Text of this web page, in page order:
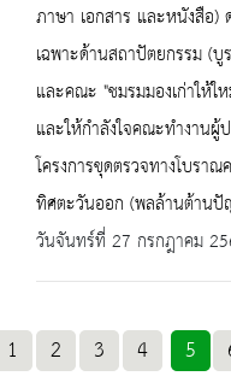
ภาษา เอกสาร และหนังสือ
เฉพาะด้านสถาปัตยกรรม (
และคณะ "ชมรมมองเก่าให้ใ
และให้กำลังใจคณะทำงาน
โครงการขุดตรวจทางโบรา
ทิศตะวันออก (พลล้านต้านปั
วันจันทร์ที่ 27 กรกฎาคม
1 2 3 4 5